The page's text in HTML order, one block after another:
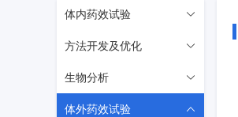
体内药效试验
生物标志物分析
药效评估
免疫细胞分析
方法开发及优化
样品分析
分析方法开发
生物分析
免疫原性ADA
体外药效试验